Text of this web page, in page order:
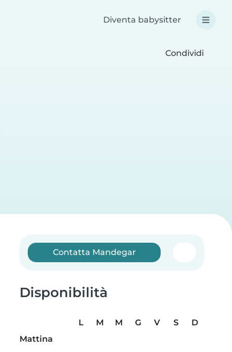
Diventa babysitter
Condividi
Contatta Mandegar
Disponibilità
L M M G V S
D
Mattina